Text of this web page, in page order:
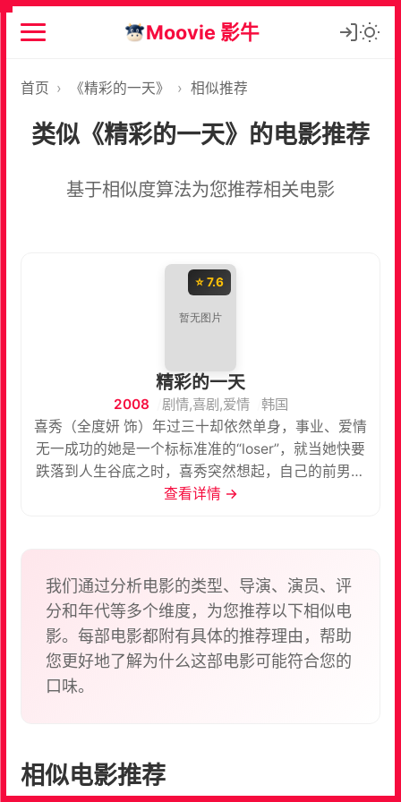
Moovie 影牛
首页 › 《精彩的一天》 › 相似推荐
类似《精彩的一天》的电影推荐
基于相似度算法为您推荐相关电影
⭐ 7.6
精彩的一天
2008 剧情,喜剧,爱情
韩国
喜秀（全度妍 饰）年过三十却依然单身，事业、爱情
无一成功的她是一个标标准准的“loser”，就当她快要
跌落到人生谷底之时，喜秀突然想起，自己的前男友
秉云（何正宇 饰）曾经向自己借过三百五十万韩元至
比好不到哪里去，他又怎么可能会有三百五十万的存
款呢？好在秉云有着自己一套独特的圈钱技巧，那就
是他英俊帅气的外表，靠着这张面皮，秉云开始了他
的计划。一个走投无路的女人，一个浪迹天涯的男
人，他们两人的纠葛会迎来怎样的结局呢？
查看详情 →
我们通过分析电影的类型、导演、演员、评
分和年代等多个维度，为您推荐以下相似电
影。每部电影都附有具体的推荐理由，帮助
您更好地了解为什么这部电影可能符合您的
口味。
相似电影推荐